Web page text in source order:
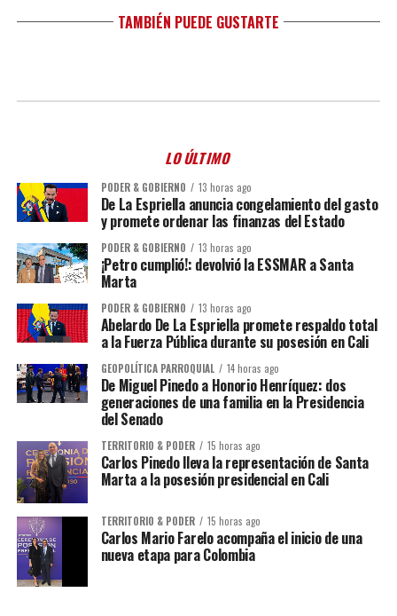
TAMBIÉN PUEDE GUSTARTE
LO ÚLTIMO
PODER & GOBIERNO 13 horas ago
De La Espriella anuncia congelamiento del gasto
y promete ordenar las finanzas del Estado
PODER & GOBIERNO 13 horas ago
¡Petro cumplió!: devolvió la ESSMAR a Santa
Marta
PODER & GOBIERNO 13 horas ago
Abelardo De La Espriella promete respaldo total
a la Fuerza Pública durante su posesión en Cali
GEOPOLÍTICA PARROQUIAL 14 horas ago
De Miguel Pinedo a Honorio Henríquez: dos
generaciones de una familia en la Presidencia
del Senado
TERRITORIO & PODER 15 horas ago
Carlos Pinedo lleva la representación de Santa
Marta a la posesión presidencial en Cali
TERRITORIO & PODER 15 horas ago
Carlos Mario Farelo acompaña el inicio de una
nueva etapa para Colombia